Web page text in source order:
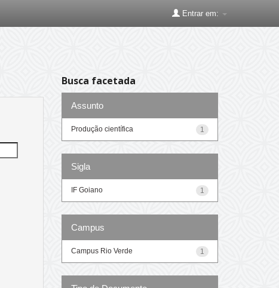
Entrar em:
Busca facetada
Assunto
1
Produção científica
Sigla
1
IF Goiano
Campus
1
Campus Rio Verde